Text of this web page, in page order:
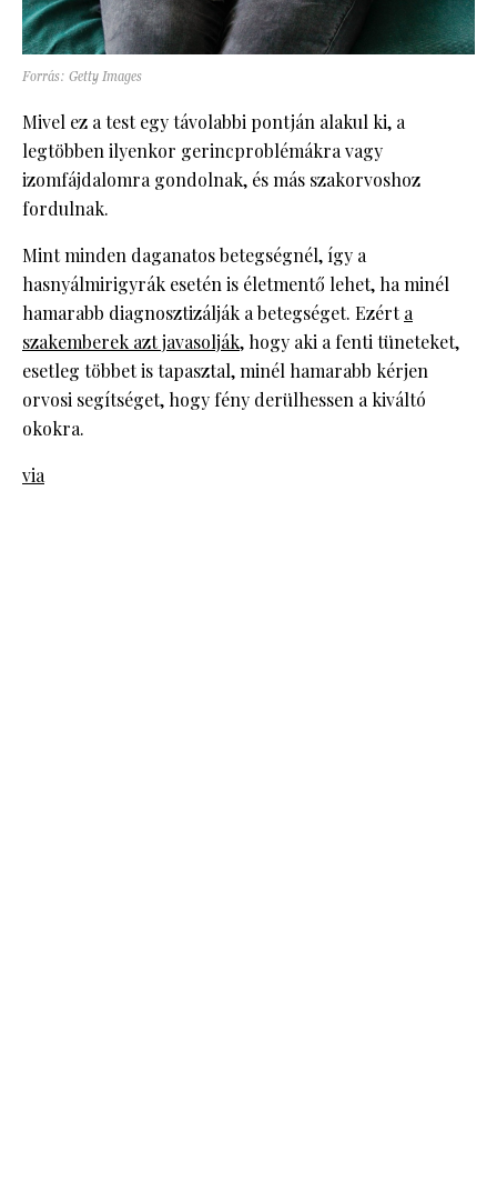
Forrás: Getty Images
Mivel ez a test egy távolabbi pontján alakul ki, a
legtöbben ilyenkor gerincproblémákra vagy
izomfájdalomra gondolnak, és más szakorvoshoz
fordulnak.
Mint minden daganatos betegségnél, így a
hasnyálmirigyrák esetén is életmentő lehet, ha minél
hamarabb diagnosztizálják a betegséget. Ezérta
szakemberek azt javasolják, hogy aki a fenti tüneteket,
esetleg többet is tapasztal, minél hamarabb kérjen
orvosi segítséget, hogy fény derülhessen a kiváltó
okokra.
via